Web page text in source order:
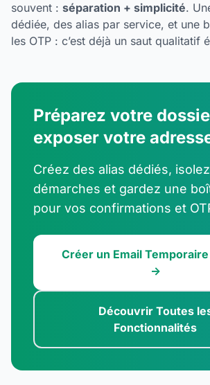
souvent : séparation + simplicité.
dédiée, des alias par service, et une
les OTP : c’est déjà un saut qualitatif
Préparez votre
exposer votre
Créez des alias dédiés,
démarches et gardez une
pour vos confirmations et
Créer un Email
→
Découvrir Toutes
Fonctionnalités